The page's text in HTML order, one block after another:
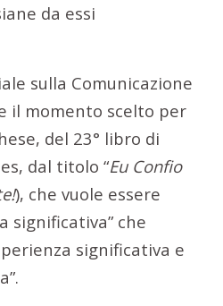
da essi
sulla Comunicazione
il momento scelto per
del 23° libro di
dal titolo “Eu Confio
), che vuole essere
significativa” che
significativa e